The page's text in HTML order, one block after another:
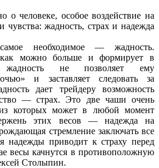
о человеке, особое воздействие на
чувства: жадность, страх и надежда
необходимое — жадность.
как можно больше и формирует в
жадность не позволяет ему
и заставляет следовать за
дает трейдеру возможность
— страх. Это две чаши очень
которых может в любой момент
этих весов — надежда на
стремление заключать все
надежды приводит к страху перед
весы качнутся в противоположную
Столыпин.